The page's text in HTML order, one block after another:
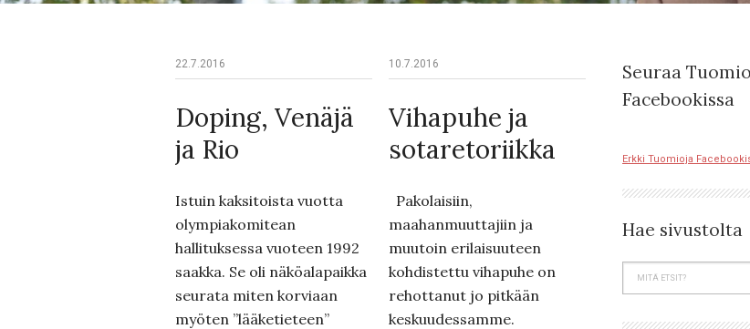
22.7.2016
Doping, Venäjä
ja Rio
Istuin kaksitoista vuotta
olympiakomitean
hallituksessa vuoteen 1992
saakka. Se oli näköalapaikka
seurata miten korviaan
myöten ”lääketieteen”
10.7.2016
Vihapuhe ja
sotaretoriikka
Pakolaisiin,
maahanmuuttajiin ja
muutoin erilaisuuteen
kohdistettu vihapuhe on
rehottanut jo pitkään
keskuudessamme.
Seuraa
Facebookissa
Erkki Tuomioja
Hae sivustolta